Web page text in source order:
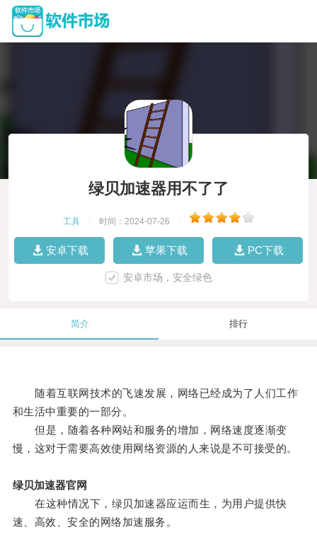
绿贝加速器用不了了
工具 时间：2024-07-26
安卓下载 苹果下载 PC下载
安卓市场，安全绿色
简介 排行
随着互联网技术的飞速发展，网络已经成为了人们工作
和生活中重要的一部分。
但是，随着各种网站和服务的增加，网络速度逐渐变
慢，这对于需要高效使用网络资源的人来说是不可接受的。
绿贝加速器官网
在这种情况下，绿贝加速器应运而生，为用户提供快
速、高效、安全的网络加速服务。